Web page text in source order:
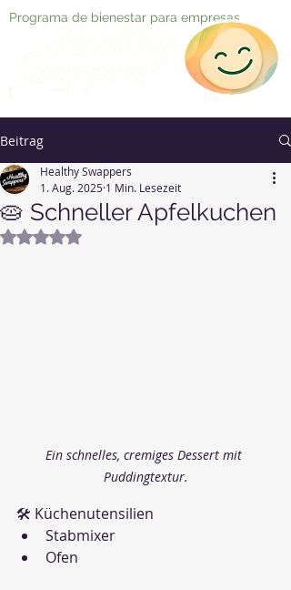
Programa de bienestar para empresas
Beitrag
🥧 Schneller Apfelkuchen
Healthy Swappers
1. Aug. 2025 1 Min. Lesezeit
Mit NaN von 5 Sternen bewertet.
Ein schnelles, cremiges Dessert mit
Puddingtextur.
🛠 Küchenutensilien
Stabmixer
Ofen